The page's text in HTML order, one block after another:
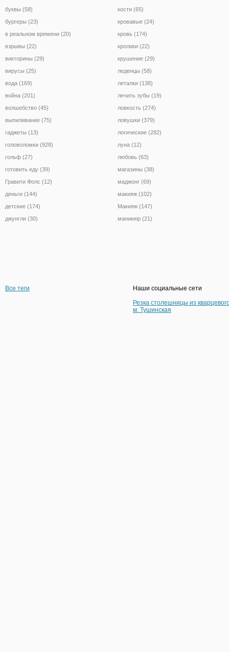
буквы (58)
бургеры (23)
в реальном времени (20)
взрывы (22)
викторины (29)
вирусы (25)
вода (169)
война (201)
волшебство (45)
выпиливание (75)
гаджеты (13)
головоломки (928)
гольф (27)
готовить еду (39)
Гравити Фолс (12)
деньги (144)
детские (174)
джунгли (30)
кости (65)
кровавые (24)
кровь (174)
кролики (22)
крушение (29)
леденцы (58)
леталки (138)
лечить зубы (19)
ловкость (274)
ловушки (379)
логические (282)
луна (12)
любовь (63)
магазины (38)
маджонг (69)
макияж (102)
Макияж (147)
маникюр (21)
Все теги
Наши социальные сети
Резка столешницы из
м. Тушинская